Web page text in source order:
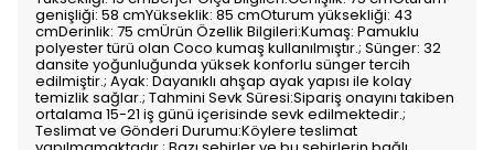
genişliği: 58 cmYükseklik: 85 cmOturum yüksekliği: 43
cmDerinlik: 75 cmÜrün Özellik Bilgileri:Kumaş: Pamuklu
polyester türü olan Coco kumaş kullanılmıştır.; Sünger: 32
dansite yoğunluğunda yüksek konforlu sünger tercih
edilmiştir.; Ayak: Dayanıklı ahşap ayak yapısı ile kolay
temizlik sağlar.; Tahmini Sevk Süresi:Sipariş onayını takiben
ortalama 15-21 iş günü içerisinde sevk edilmektedir.;
Teslimat ve Gönderi Durumu:Köylere teslimat